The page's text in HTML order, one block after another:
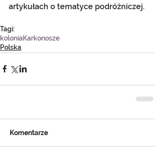
artykułach o tematyce podróżniczej.
Tagi:
koloniaKarkonosze
Polska
Komentarze